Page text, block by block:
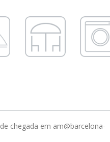
chegada em am@barcelona-